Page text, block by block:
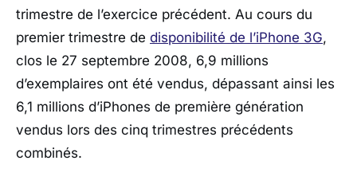
trimestre de l’exercice précédent. Au cours du
premier trimestre de disponibilité de l’iPhone 3G,
clos le 27 septembre 2008, 6,9 millions
d’exemplaires ont été vendus, dépassant ainsi les
6,1 millions d’iPhones de première génération
vendus lors des cinq trimestres précédents
combinés.